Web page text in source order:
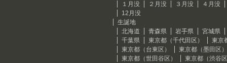
１月没
２月没 ３月没
４月没
12月没
生誕地
北海道
青森県 岩手県
宮城県
千葉県
東京都（千代田区）
東京
東京都（台東区）
東京都（墨田区）
東京都（世田谷区）
東京都（渋谷